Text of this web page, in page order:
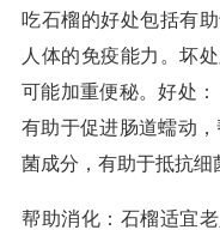
吃石榴的好处包括有
人体的免疫能力。坏
可能加重便秘。好处
有助于促进肠道蠕动
菌成分，有助于抵抗细
帮助消化：石榴适宜